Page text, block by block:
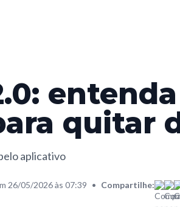
quitar
aplicativo
26/05/2026 às 07:39 • Compartilhe: